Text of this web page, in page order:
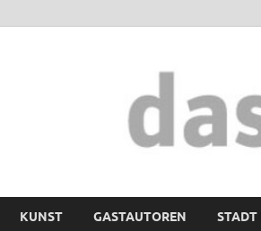
KUNST GASTAUTOREN STADT